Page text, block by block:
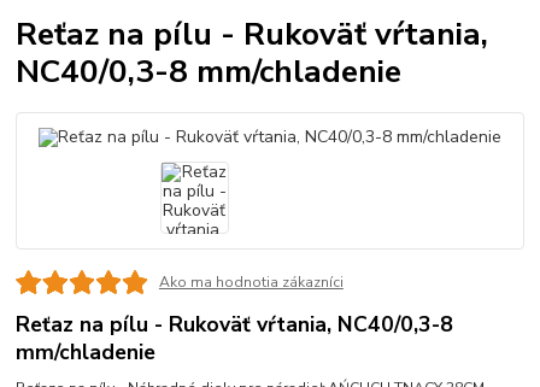
Reťaz na pílu - Rukoväť vŕtania,
NC40/0,3-8 mm/chladenie
Ako ma hodnotia zákazníci
Reťaz na pílu - Rukoväť vŕtania, NC40/0,3-8
mm/chladenie